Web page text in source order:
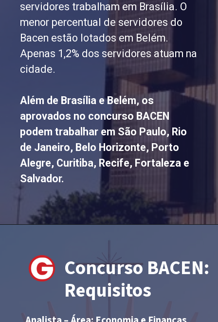
servidores trabalham em Brasília. O
menor percentual de servidores do
Bacen estão lotados em Belém.
Apenas 1,2% dos servidores atuam na
cidade.
Além de Brasília e Belém, os
aprovados no concurso BACEN
podem trabalhar em São Paulo, Rio
de Janeiro, Belo Horizonte, Porto
Alegre, Curitiba, Recife, Fortaleza e
Salvador.
Concurso BACEN:
Requisitos